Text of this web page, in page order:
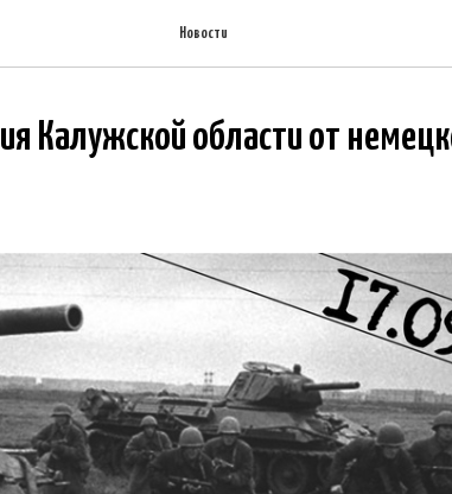
Новости
Калужской области от